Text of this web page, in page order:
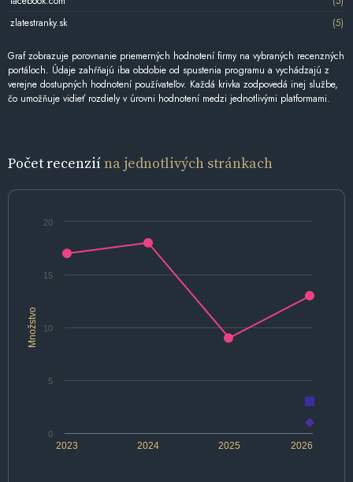
zlatestranky.sk
(5)
Graf zobrazuje porovnanie priemerných hodnotení firmy na vybraných recenzných
portáloch. Údaje zahŕňajú iba obdobie od spustenia programu a vychádzajú z
verejne dostupných hodnotení používateľov. Každá krivka zodpovedá inej službe,
čo umožňuje vidieť rozdiely v úrovni hodnotení medzi jednotlivými platformami.
Počet recenziína jednotlivých stránkach
Množstvo
2024 2026
2023 2025
0
5
10
15
20